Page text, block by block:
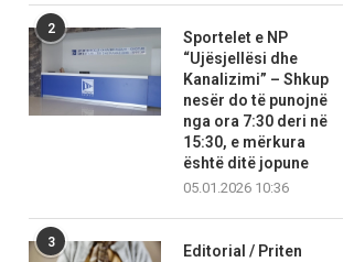
2
Sportelet e NP
“Ujësjellësi dhe
Kanalizimi” – Shkup
nesër do të punojnë
nga ora 7:30 deri në
15:30, e mërkura
është ditë jopune
05.01.2026 10:36
3
Editorial / Priten